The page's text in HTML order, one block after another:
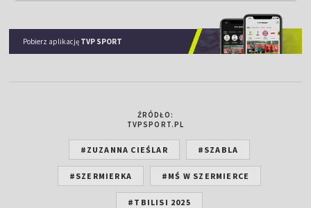
Pobierz aplikację TVP SPORT
ŹRÓDŁO:
TVPSPORT.PL
#ZUZANNA CIEŚLAR #SZABLA
#SZERMIERKA #MŚ W SZERMIERCE
#TBILISI 2025